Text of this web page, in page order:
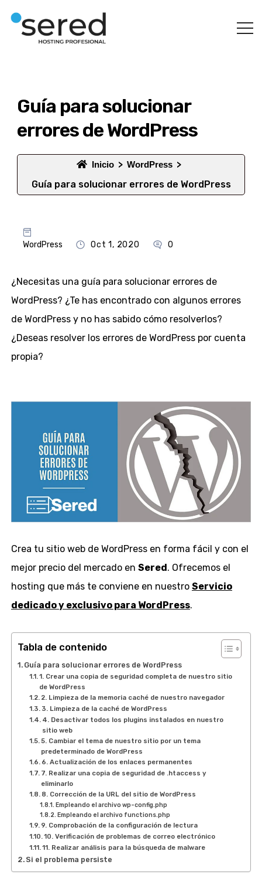
Guía para solucionar
errores de WordPress
Inicio WordPress
Guía para solucionar errores de WordPress
WordPress Oct 1, 2020 0
¿Necesitas una guía para solucionar errores de
WordPress? ¿Te has encontrado con algunos errores
de WordPress y no has sabido cómo resolverlos?
¿Deseas resolver los errores de WordPress por cuenta
propia?
Crea tu sitio web de WordPress en forma fácil y con el
mejor precio del mercado en Sered. Ofrecemos el
hosting que más te conviene en nuestro Servicio
dedicado y exclusivo para WordPress.
Tabla de contenido
Guía para solucionar errores de WordPress
1. Crear una copia de seguridad completa de nuestro sitio
de WordPress
2. Limpieza de la memoria caché de nuestro navegador
3. Limpieza de la caché de WordPress
4. Desactivar todos los plugins instalados en nuestro
sitio web
5. Cambiar el tema de nuestro sitio por un tema
predeterminado de WordPress
6. Actualización de los enlaces permanentes
7. Realizar una copia de seguridad de .htaccess y
eliminarlo
8. Corrección de la URL del sitio de WordPress
Empleando el archivo wp-config.php
Empleando el archivo functions.php
9. Comprobación de la configuración de lectura
10. Verificación de problemas de correo electrónico
11. Realizar análisis para la búsqueda de malware
Si el problema persiste